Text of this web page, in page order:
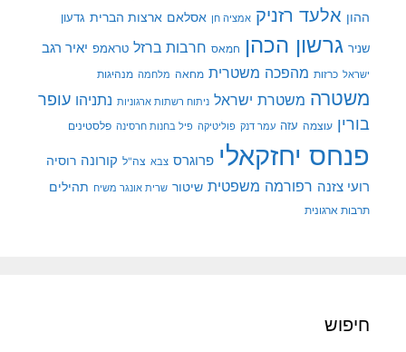
ההון אלעד רזניק אמציה חן אסלאם ארצות הברית גדעון
שניר גרשון הכהן חמאס חרבות ברזל טראמפ יאיר רגב
ישראל כרזות מהפכה משטרית מחאה מלחמה מנהיגות
משטרה משטרת ישראל ניתוח רשתות ארגוניות נתניהו עופר
בורין עוצמה עזה עמר דנק פוליטיקה פיל בחנות חרסינה פלסטינים
פנחס יחזקאלי פרוגרס צבא צה"ל קורונה רוסיה
רועי צזנה רפורמה משפטית שיטור שרית אונגר משיח תהילים
תרבות ארגונית
חיפוש